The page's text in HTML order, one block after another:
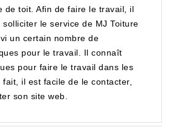
de toit. Afin de faire le travail, il
le service de MJ Toiture
un certain nombre de
pour le travail. Il connaît
pour faire le travail dans les
il est facile de le contacter,
son site web.